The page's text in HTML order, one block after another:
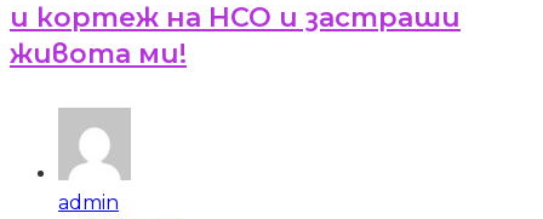
и кортеж на НСО и застраши
живота ми!
admin